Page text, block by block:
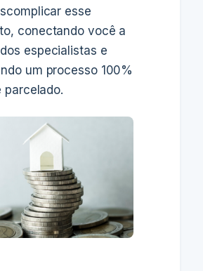
esse
conectando você a
especialistas e
um processo 100%
parcelado.